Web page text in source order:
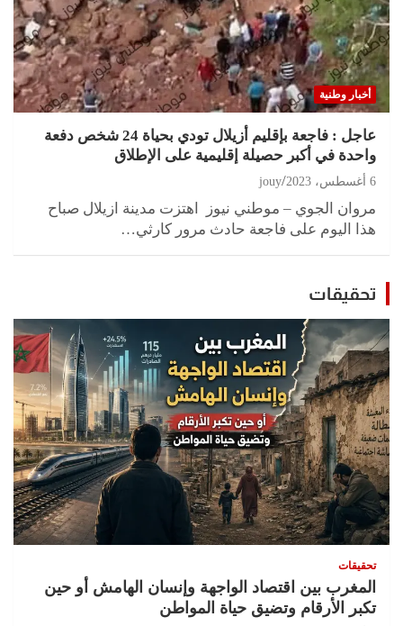
أخبار وطنية
عاجل : فاجعة بإقليم أزيلال تودي بحياة 24 شخص دفعة
واحدة في أكبر حصيلة إقليمية على الإطلاق
6 أغسطس، 2023 jouy
مروان الجوي – موطني نيوز اهتزت مدينة ازيلال صباح
هذا اليوم على فاجعة حادث مرور كارثي…
تحقيقات
تحقيقات
المغرب بين اقتصاد الواجهة وإنسان الهامش أو حين
تكبر الأرقام وتضيق حياة المواطن